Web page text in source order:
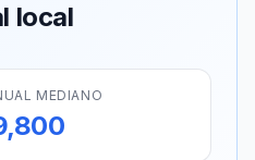
local
MEDIANO